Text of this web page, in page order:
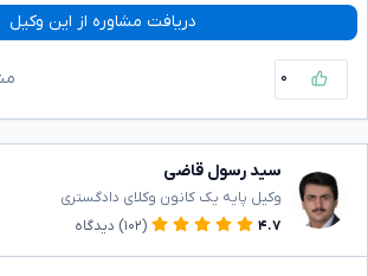
دریافت مشاوره از این وکیل
۰
سید رسول قاضی
وکیل پایه یک کانون وکلای دادگستری
۴.۷
(۱۰۲) دیدگاه